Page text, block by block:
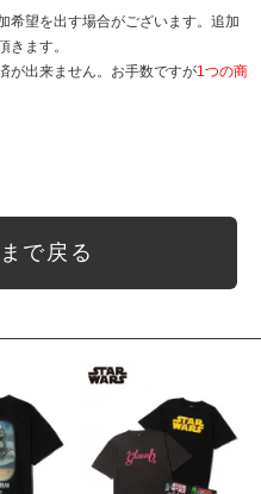
希望を出す場合がございます。追加
きます。
が出来ません。お手数ですが1つの商
で戻る